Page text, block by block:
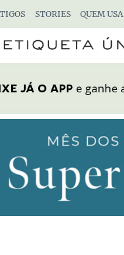
STORIES QUEM USA